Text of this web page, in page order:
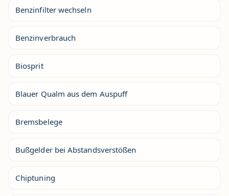
Benzinfilter wechseln
Benzinverbrauch
Biosprit
Blauer Qualm aus dem Auspuff
Bremsbelege
Bußgelder bei Abstandsverstößen
Chiptuning